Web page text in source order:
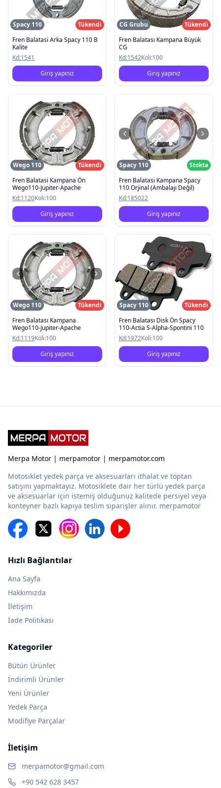
Spacy 110
Tükendi
Fren Balatasi Arka Spacy 110 B
Kalite
Kd:1541
Giriş yapınız
CG Grubu
Tükendi
Fren Balatası Kampana Büyük
CG
Kd:1542Koli:100
Giriş yapınız
Wego 110
Tükendi
Fren Balatasi Kampana Ön
Wego110-Jupiter-Apache
Kd:1120Koli:100
Giriş yapınız
Spacy 110
Stokta
Fren Balatası Kampana Spacy
110 Orjinal (Ambalajı Değil)
Kd:185022
Giriş yapınız
Wego 110
Tükendi
Fren Balatası Kampana
Wego110-Jupiter-Apache
Kd:1119Koli:100
Giriş yapınız
Spacy 110
Tükendi
Fren Balatası Disk Ön Spacy
110-Actia S-Alpha-Spontini 110
Kd:1972Koli:100
Giriş yapınız
Merpa Motor | merpamotor | merpamotor.com
Motosiklet yedek parça ve aksesuarları ithalat ve toptan
satışını yapmaktayız. Motosiklete dair her türlü yedek parça
ve aksesuarlar için istemiş olduğunuz kalitede persiyel veya
konteyner bazlı kapıya teslim siparişler alınır. merpamotor
Hızlı Bağlantılar
Ana Sayfa
Hakkımızda
İletişim
İade Politikası
Kategoriler
Bütün Ürünler
İndirimli Ürünler
Yeni Ürünler
Yedek Parça
Modifiye Parçalar
İletişim
merpamotor@gmail.com
+90 542 628 3457